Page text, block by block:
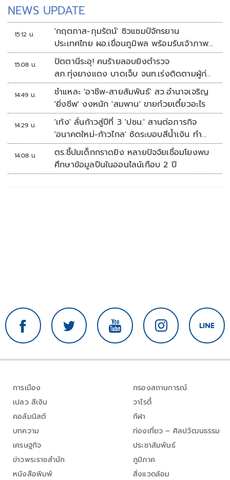
คุณภาพอากาศและสิ่งแวดล้อม รวมถึงแจ้งเตือนประชาชนอย่าง
ต่อเนื่องจนกว่าสถานการณ์จะคลี่คลาย
NEWS UPDATE
15:12 น.
'กฤตภาส-ภุมรัตน์' ซิวแชมป์จักรยาน
ประเทศไทย ผอ.เขื่อนภูมิพล พร้อมรับเจ้าภาพ
ต่อ ปี 2570
15:08 น.
ปัตตานีระอุ! คนร้ายลอบยิงตำรวจ
สภ.ทุ่งยางแดง บาดเจ็บ จนท.เร่งติดตามผู้ก่อ
เหตุ
14:49 น.
ชำแหละ 'อาชีพ-สายสัมพันธ์' สว.อำนาจเจริญ
'ยิ่งชีพ' งงหนัก 'สมพาน' ขายก๋วยเตี๋ยวอะไร
14:29 น.
'เท้ง' ลั่นก้าวสู่ปีที่ 3 'ปชน.' สานต่อภารกิจ
'อนาคตใหม่-ก้าวไกล' ซัดระบอบสีน้ำเงิน ทำ
หลักนิติรัฐ-นิติธรรมสั่นคลอน
14:08 น.
ตร.ชี้ปมเด็กกราดยิง หลายปัจจัยเชื่อมโยงพบ
ศึกษาข้อมูลปืนในออนไลน์เกือบ 2 ปี
การเมือง
เปลว สีเงิน
คอลัมนิสต์
บทความ
เศรษฐกิจ
ข่าวพระราชสำนัก
หนังสือพิมพ์
กรองสถานการณ์
วาไรตี้
กีฬา
ท่องเที่ยว – ศิลปวัฒนธรรม
ประชาสัมพันธ์
ภูมิภาค
สิ่งแวดล้อม